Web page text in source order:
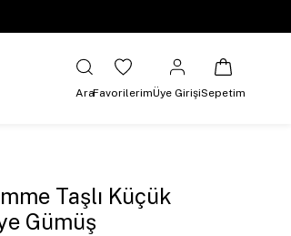
AraFavorilerimÜye GirişiSepetim
Taşlı Küçük
Gümüş